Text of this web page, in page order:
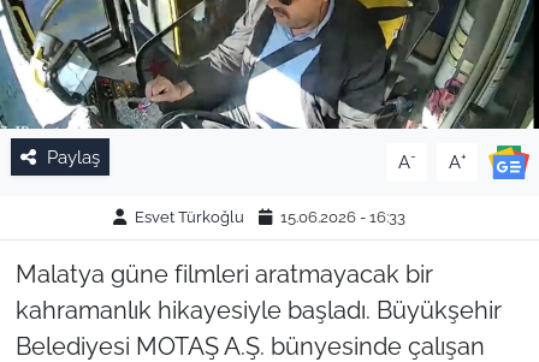
Paylaş A- A+
Esvet Türkoğlu 15.06.2026 - 16:33
Malatya güne filmleri aratmayacak bir
kahramanlık hikayesiyle başladı. Büyükşehir
Belediyesi MOTAŞ A.Ş. bünyesinde çalışan